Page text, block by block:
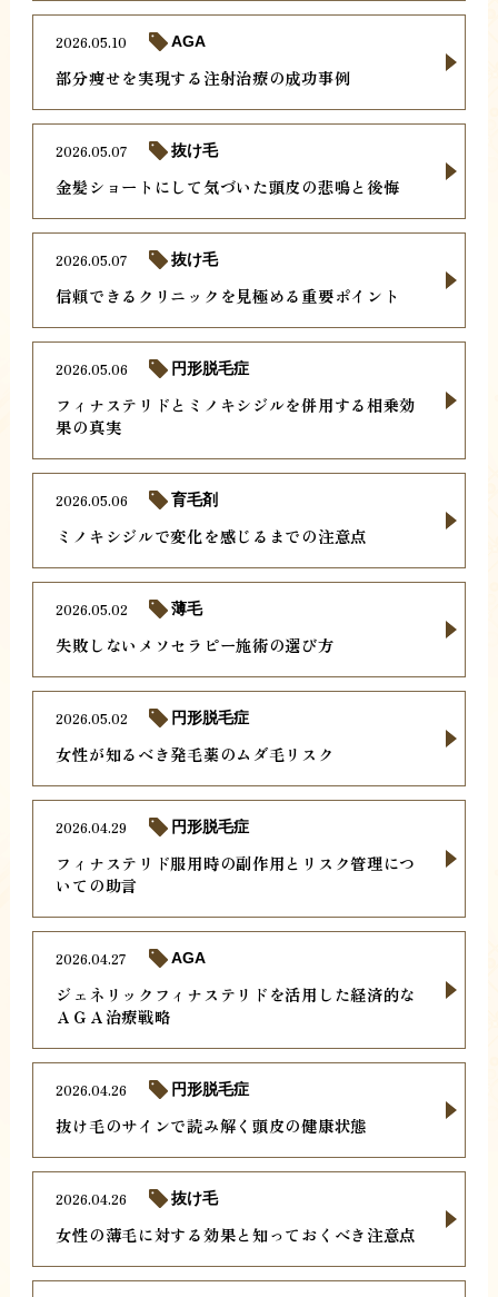
部分痩せを実現する注射治療の成功事例
2026.05.10 AGA
金髪ショートにして気づいた頭皮の悲鳴と後悔
2026.05.07 抜け毛
信頼できるクリニックを見極める重要ポイント
2026.05.07 抜け毛
フィナステリドとミノキシジルを併用する相乗効
果の真実
2026.05.06 円形脱毛症
ミノキシジルで変化を感じるまでの注意点
2026.05.06 育毛剤
失敗しないメソセラピー施術の選び方
2026.05.02 薄毛
女性が知るべき発毛薬のムダ毛リスク
2026.05.02 円形脱毛症
フィナステリド服用時の副作用とリスク管理につ
いての助言
2026.04.29 円形脱毛症
ジェネリックフィナステリドを活用した経済的な
ＡＧＡ治療戦略
2026.04.27 AGA
抜け毛のサインで読み解く頭皮の健康状態
2026.04.26 円形脱毛症
女性の薄毛に対する効果と知っておくべき注意点
2026.04.26 抜け毛